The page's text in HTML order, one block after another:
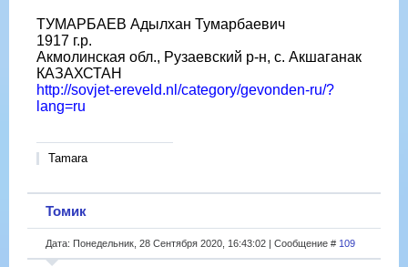
ТУМАРБАЕВ Адылхан Тумарбаевич
1917 г.р.
Акмолинская обл., Рузаевский р-н, с. Акшаганак
КАЗАХСТАН
http://sovjet-ereveld.nl/category/gevonden-ru/?
lang=ru
Tamara
Томик
Дата: Понедельник, 28 Сентября 2020, 16:43:02 | Сообщение # 109